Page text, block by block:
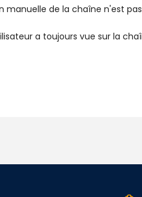
manuelle de la chaîne n'est
a toujours vue sur la